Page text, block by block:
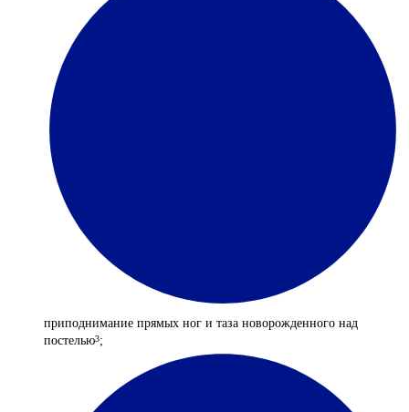
приподнимание прямых ног и таза новорожденного над
постелью3;